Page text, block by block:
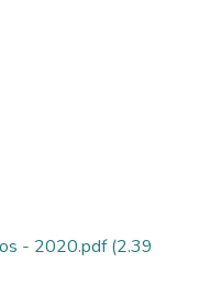
- 2020.pdf(2.39